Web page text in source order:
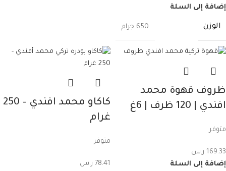
إضافة إلى السلة
الوزن 650 جرام
ظروف قهوة محمد
افندي | 120 ظرف | 6غ
متوفر
169.33 ر.س
إضافة إلى السلة
كاكاو محمد افندي – 250
غرام
متوفر
78.41 ر.س